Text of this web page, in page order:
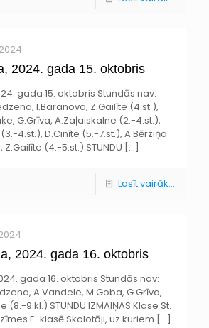
2024. gada 15. oktobris
gada 15. oktobris Stundās nav:
I.Baranova, Z.Gailīte (4.st.),
G.Grīva, A.Zaļaiskalne (2.-4.st.),
4.st.), D.Cinīte (5.-7.st.), A.Bērziņa
Z.Gailīte (4.-5.st.) STUNDU […]
Lasīt vairāk...
2024. gada 16. oktobris
gada 16. oktobris Stundās nav:
A.Vandele, M.Goba, G.Grīva,
(8.-9.kl.) STUNDU IZMAIŅAS Klase St.
E-klasē Skolotāji, uz kuriem […]